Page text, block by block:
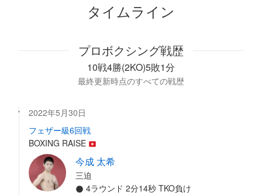
タイムライン
プロボクシング戦歴
10戦4勝(2KO)5敗1分
最終更新時点のすべての戦歴
2022年5月30日
フェザー級6回戦
BOXING RAISE
今成 太希
三迫
4ラウンド 2分14秒 TKO負け